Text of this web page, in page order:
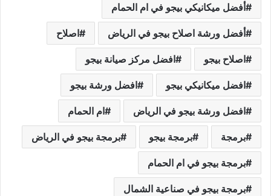
أفضل ميكانيكي بيجو في ام الحمام
أفضل ورشة اصلاح بيجو في الرياض اصلاح
اصلاح بيجو افضل مركز صيانة بيجو
افضل ميكانيكي بيجو افضل ورشة بيجو
افضل ورشة بيجو في الرياض ام الحمام
برمجة برمجة بيجو برمجة بيجو في الرياض
برمجة بيجو في ام الحمام
برمجة بيجو في صناعية الشمال